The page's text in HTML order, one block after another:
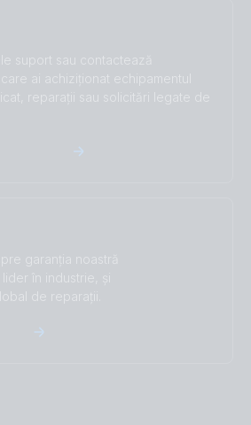
suport sau contactează
ai achiziționat echipamentul
reparații sau solicitări legate de
garanția noastră
în industrie, și
de reparații.